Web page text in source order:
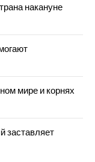
накануне
мире и корнях
заставляет